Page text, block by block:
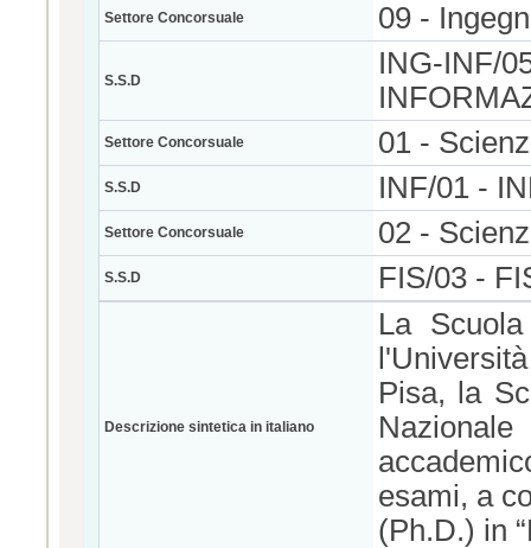
Settore Concorsuale 09 -
S.S.D
ING-INF/
Settore Concorsuale 01 -
S.S.D INF/01 -
Settore Concorsuale 02 -
S.S.D FIS/03 -
Descrizione sintetica in italiano
La
Pisa, la
esami, a
(Ph.D.) in